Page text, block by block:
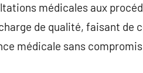
médicales aux
de qualité, faisant de
médicale sans